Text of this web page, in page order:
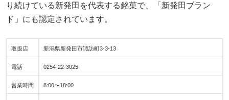
り続けている新発田を代表する銘菓で、「新発田ブラン
ド」にも認定されています。
取扱店 新潟県新発田市諏訪町3-3-13
電話 0254-22-3025
営業時間 8:00〜18:00